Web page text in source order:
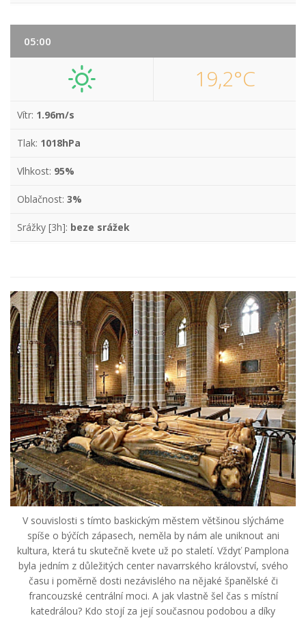
05:00
19,2°C
Vítr: 1.96m/s
Tlak: 1018hPa
Vlhkost: 95%
Oblačnost: 3%
Srážky [3h]: beze srážek
V souvislosti s tímto baskickým městem většinou slýcháme
spíše o býčích zápasech, neměla by nám ale uniknout ani
kultura, která tu skutečně kvete už po staletí. Vždyť Pamplona
byla jedním z důležitých center navarrského království, svého
času i poměrně dosti nezávislého na nějaké španělské či
francouzské centrální moci. A jak vlastně šel čas s místní
katedrálou? Kdo stojí za její současnou podobou a díky